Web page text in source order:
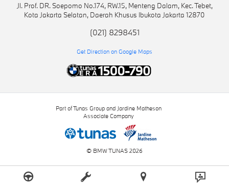
Jl. Prof. DR. Soepomo No.174, RW.15, Menteng Dalam, Kec. Tebet,
Kota Jakarta Selatan, Daerah Khusus Ibukota Jakarta 12870
(021) 8298451
Get Direction on Google Maps
© BMW TUNAS 2026
Part of Tunas Group and Jardine Matheson
Associate Company